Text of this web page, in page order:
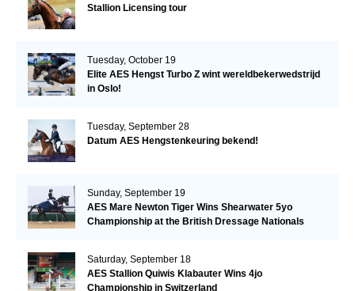
Stallion Licensing tour
Tuesday, October 19
Elite AES Hengst Turbo Z wint wereldbekerwedstrijd
in Oslo!
Tuesday, September 28
Datum AES Hengstenkeuring bekend!
Sunday, September 19
AES Mare Newton Tiger Wins Shearwater 5yo
Championship at the British Dressage Nationals
Saturday, September 18
AES Stallion Quiwis Klabauter Wins 4jo
Championship in Switzerland